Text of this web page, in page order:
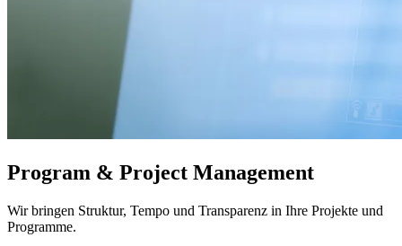
Program & Project Management
Wir bringen Struktur, Tempo und Transparenz in Ihre Projekte und
Programme.